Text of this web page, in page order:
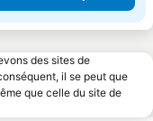
des sites de
il se peut que
que celle du site de